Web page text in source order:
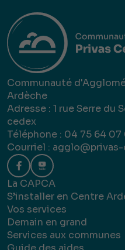
Communauté
Ardèche
Adresse : 1 rue Serre du
cedex
Téléphone : 04 75 64 07
Courriel :
La CAPCA
S’installer en Centre
Vos services
Demain en grand
Services aux communes